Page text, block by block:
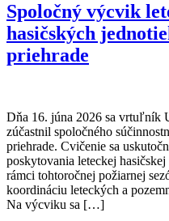
Spoločný výcvik
hasičských
priehrade
Dňa 16. júna 2026 sa vrtuľník
zúčastnil spoločného
priehrade. Cvičenie sa
poskytovania leteckej
rámci tohtoročnej požiarnej
koordináciu leteckých a
Na výcviku sa […]